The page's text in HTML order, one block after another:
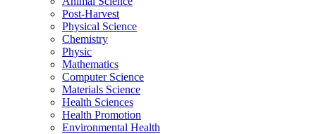
Post-Harvest
Physical Science
Chemistry
Physic
Mathematics
Computer Science
Materials Science
Health Sciences
Health Promotion
Environmental Health